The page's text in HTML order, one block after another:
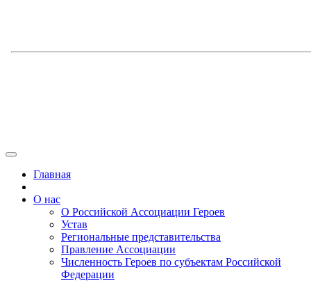
Главная
О нас
О Российской Ассоциации Героев
Устав
Региональные представительства
Правление Ассоциации
Численность Героев по субъектам Российской
Федерации